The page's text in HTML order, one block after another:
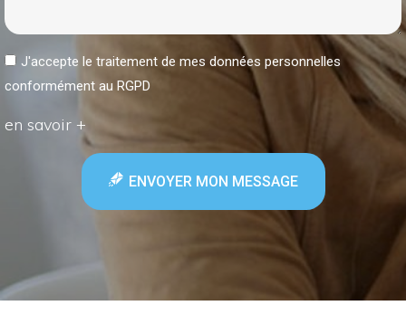
J'accepte le traitement de mes données personnelles
conformément au RGPD
en savoir +
ENVOYER MON MESSAGE